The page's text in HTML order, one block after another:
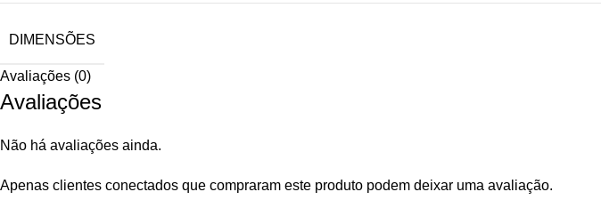
DIMENSÕES
Avaliações (0)
Avaliações
Não há avaliações ainda.
Apenas clientes conectados que compraram este produto podem deixar uma avaliação.